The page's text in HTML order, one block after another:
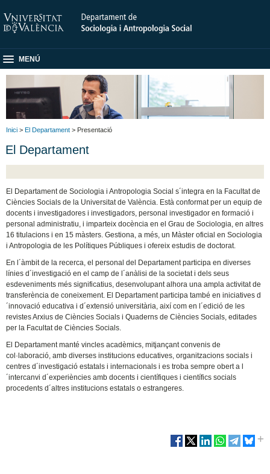
MENÚ
Inici > El Departament > Presentació
El Departament
El Departament de Sociologia i Antropologia Social s´integra en la Facultat de
Ciències Socials de la Universitat de València. Està conformat per un equip de
docents i investigadores i investigadors, personal investigador en formació i
personal administratiu, i imparteix docència en el Grau de Sociologia, en altres
16 titulacions i en 15 màsters. Gestiona, a més, un Màster oficial en Sociologia
i Antropologia de les Polítiques Públiques i ofereix estudis de doctorat.
En l´àmbit de la recerca, el personal del Departament participa en diverses
línies d´investigació en el camp de l´anàlisi de la societat i dels seus
esdeveniments més significatius, desenvolupant alhora una ampla activitat de
transferència de coneixement. El Departament participa també en iniciatives d
´innovació educativa i d´extensió universitària, així com en l´edició de les
revistes Arxius de Ciències Socials i Quaderns de Ciències Socials, editades
per la Facultat de Ciències Socials.
El Departament manté vincles acadèmics, mitjançant convenis de
col·laboració, amb diverses institucions educatives, organitzacions socials i
centres d´investigació estatals i internacionals i es troba sempre obert a l
´intercanvi d´experiències amb docents i científiques i científics socials
procedents d´altres institucions estatals o estrangeres.